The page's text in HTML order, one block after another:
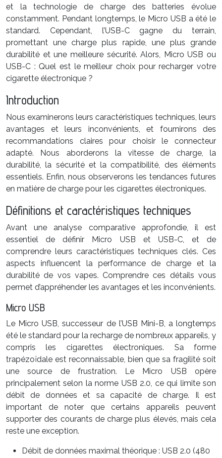
et la technologie de charge des batteries évolue
constamment. Pendant longtemps, le Micro USB a été le
standard. Cependant, l’USB-C gagne du terrain,
promettant une charge plus rapide, une plus grande
durabilité et une meilleure sécurité. Alors, Micro USB ou
USB-C : Quel est le meilleur choix pour recharger votre
cigarette électronique ?
Introduction
Nous examinerons leurs caractéristiques techniques, leurs
avantages et leurs inconvénients, et fournirons des
recommandations claires pour choisir le connecteur
adapté. Nous aborderons la vitesse de charge, la
durabilité, la sécurité et la compatibilité, des éléments
essentiels. Enfin, nous observerons les tendances futures
en matière de charge pour les cigarettes électroniques.
Définitions et caractéristiques techniques
Avant une analyse comparative approfondie, il est
essentiel de définir Micro USB et USB-C, et de
comprendre leurs caractéristiques techniques clés. Ces
aspects influencent la performance de charge et la
durabilité de vos vapes. Comprendre ces détails vous
permet d’appréhender les avantages et les inconvénients.
Micro USB
Le Micro USB, successeur de l’USB Mini-B, a longtemps
été le standard pour la recharge de nombreux appareils, y
compris les cigarettes électroniques. Sa forme
trapézoïdale est reconnaissable, bien que sa fragilité soit
une source de frustration. Le Micro USB opère
principalement selon la norme USB 2.0, ce qui limite son
débit de données et sa capacité de charge. Il est
important de noter que certains appareils peuvent
supporter des courants de charge plus élevés, mais cela
reste une exception.
Débit de données maximal théorique : USB 2.0 (480